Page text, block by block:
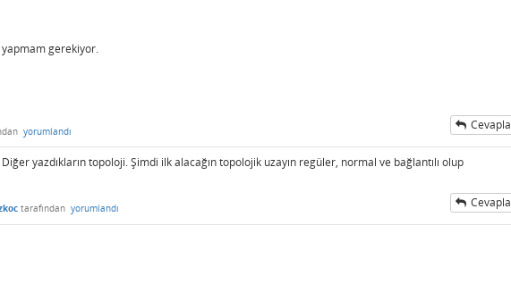
gerekiyor.
yorumlandı Cevapla
yazdıkların topoloji. Şimdi ilk alacağın topolojik uzayın regüler, normal ve bağlantılı olup
tarafından yorumlandı Cevapla